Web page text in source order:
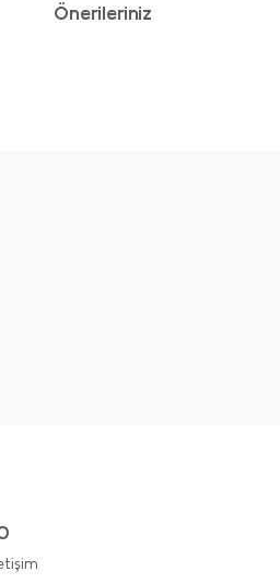
Önerileriniz